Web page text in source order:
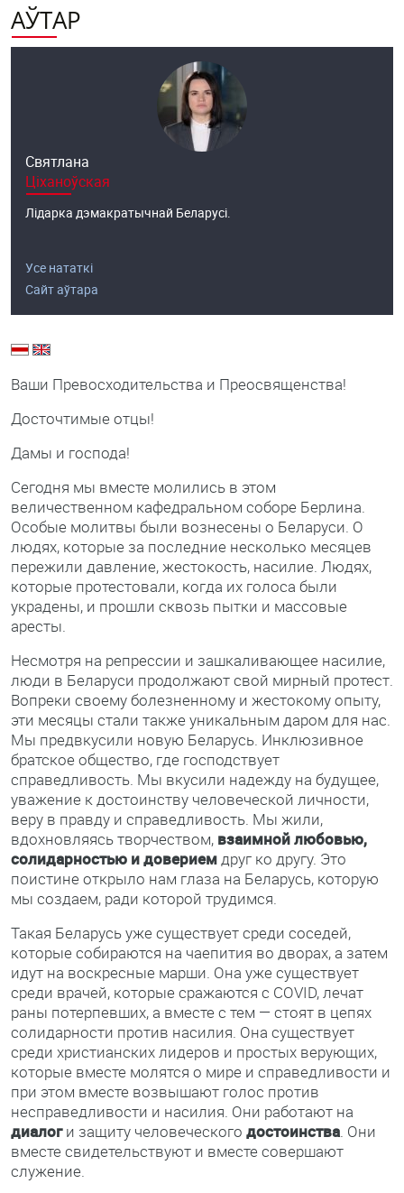
АЎТАР
Святлана
Ціханоўская
Лідарка дэмакратычнай Беларусі.
Усе нататкі
Сайт аўтара
Ваши Превосходительства и Преосвященства!
Досточтимые отцы!
Дамы и господа!
Сегодня мы вместе молились в этом
величественном кафедральном соборе Берлина.
Особые молитвы были вознесены о Беларуси. О
людях, которые за последние несколько месяцев
пережили давление, жестокость, насилие. Людях,
которые протестовали, когда их голоса были
украдены, и прошли сквозь пытки и массовые
аресты.
Несмотря на репрессии и зашкаливающее насилие,
люди в Беларуси продолжают свой мирный протест.
Вопреки своему болезненному и жестокому опыту,
эти месяцы стали также уникальным даром для нас.
Мы предвкусили новую Беларусь. Инклюзивное
братское общество, где господствует
справедливость. Мы вкусили надежду на будущее,
уважение к достоинству человеческой личности,
веру в правду и справедливость. Мы жили,
вдохновляясь творчеством, взаимной любовью,
солидарностью и довериемдруг ко другу. Это
поистине открыло нам глаза на Беларусь, которую
мы создаем, ради которой трудимся.
Такая Беларусь уже существует среди соседей,
которые собираются на чаепития во дворах, а затем
идут на воскресные марши. Она уже существует
среди врачей, которые сражаются с COVID, лечат
раны потерпевших, а вместе с тем — стоят в цепях
солидарности против насилия. Она существует
среди христианских лидеров и простых верующих,
которые вместе молятся о мире и справедливости и
при этом вместе возвышают голос против
несправедливости и насилия. Они работают на
диалоги защиту человеческого достоинства. Они
вместе свидетельствуют и вместе совершают
служение.